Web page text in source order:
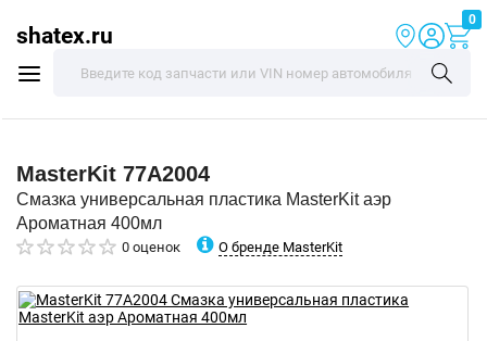
shatex.ru
0
MasterKit 77A2004
Смазка универсальная пластика MasterKit аэр
Ароматная 400мл
0 оценок О бренде MasterKit